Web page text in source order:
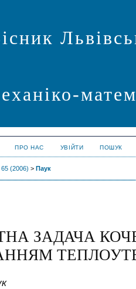
ПРО НАС УВІЙТИ ПОШУК
(2006) > Паук
ЗАДАЧА